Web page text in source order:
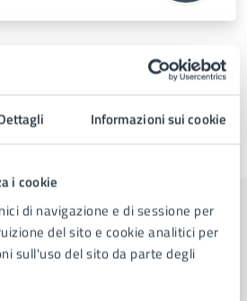
Informazioni sui cookie
i cookie
di navigazione e di sessione per
del sito e cookie analitici per
sull'uso del sito da parte degli
correlati